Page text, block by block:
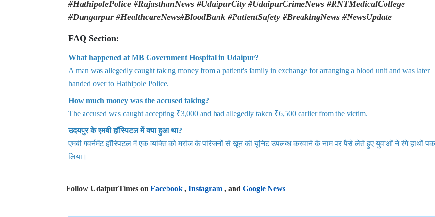
#HathipolePolice #RajasthanNews #UdaipurCity #UdaipurCrimeNews #RNTMedicalCollege
#Dungarpur #HealthcareNews#BloodBank #PatientSafety #BreakingNews #NewsUpdate
FAQ Section:
What happened at MB Government Hospital in Udaipur?
A man was allegedly caught taking money from a patient's family in exchange for arranging a blood unit and was later
handed over to Hathipole Police.
How much money was the accused taking?
The accused was caught accepting ₹3,000 and had allegedly taken ₹6,500 earlier from the victim.
उदयपुर के एमबी हॉस्पिटल में क्या हुआ था?
एमबी गवर्नमेंट हॉस्पिटल में एक व्यक्ति को मरीज के परिजनों से खून की यूनिट उपलब्ध करवाने के नाम पर पैसे लेते हुए युवाओं ने रंगे हाथों
लिया।
Follow UdaipurTimes on Facebook , Instagram , and Google News